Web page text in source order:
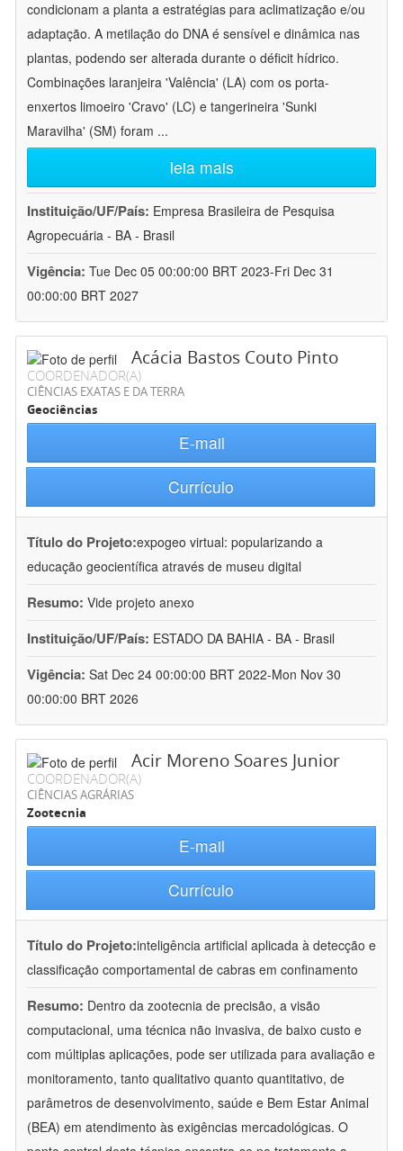
condicionam a planta a estratégias para aclimatização e/ou
adaptação. A metilação do DNA é sensível e dinâmica nas
plantas, podendo ser alterada durante o déficit hídrico.
Combinações laranjeira 'Valência' (LA) com os porta-
enxertos limoeiro 'Cravo' (LC) e tangerineira 'Sunki
Maravilha' (SM) foram ...
leia mais
Instituição/UF/País: Empresa Brasileira de Pesquisa
Agropecuária - BA - Brasil
Vigência: Tue Dec 05 00:00:00 BRT 2023-Fri Dec 31
00:00:00 BRT 2027
Acácia Bastos Couto Pinto
COORDENADOR(A)
CIÊNCIAS EXATAS E DA TERRA
Geociências
E-mail
Currículo
Título do Projeto:expogeo virtual: popularizando a
educação geocientífica através de museu digital
Resumo: Vide projeto anexo
Instituição/UF/País: ESTADO DA BAHIA - BA - Brasil
Vigência: Sat Dec 24 00:00:00 BRT 2022-Mon Nov 30
00:00:00 BRT 2026
Acir Moreno Soares Junior
COORDENADOR(A)
CIÊNCIAS AGRÁRIAS
Zootecnia
E-mail
Currículo
Título do Projeto:inteligência artificial aplicada à detecção e
classificação comportamental de cabras em confinamento
Resumo: Dentro da zootecnia de precisão, a visão
computacional, uma técnica não invasiva, de baixo custo e
com múltiplas aplicações, pode ser utilizada para avaliação e
monitoramento, tanto qualitativo quanto quantitativo, de
parâmetros de desenvolvimento, saúde e Bem Estar Animal
(BEA) em atendimento às exigências mercadológicas. O